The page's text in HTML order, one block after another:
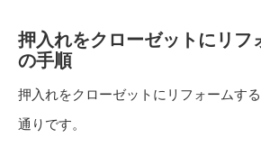
押入れをクローゼットにリフ
の手順
押入れをクローゼットにリフォームす
通りです。